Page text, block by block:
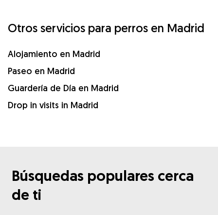
Otros servicios para perros en Madrid
Alojamiento en Madrid
Paseo en Madrid
Guardería de Día en Madrid
Drop in visits in Madrid
Búsquedas populares cerca
de ti